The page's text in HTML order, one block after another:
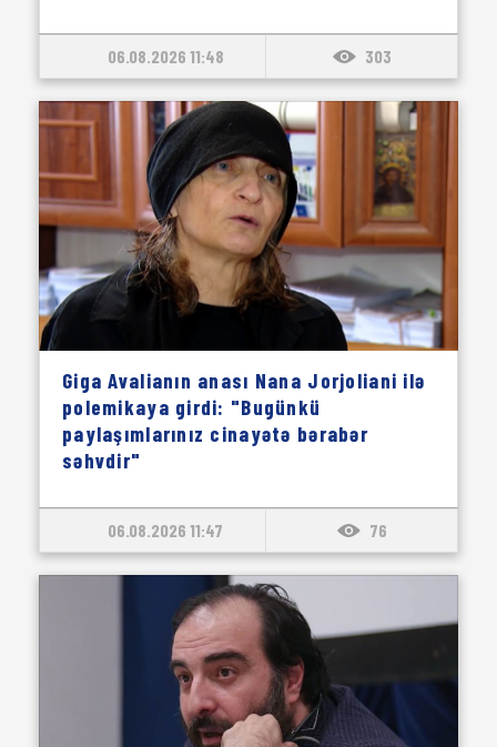
06.08.2026 11:48 303
Giga Avalianın anası Nana Jorjoliani ilə
polemikaya girdi: "Bugünkü
paylaşımlarınız cinayətə bərabər
səhvdir"
06.08.2026 11:47 76